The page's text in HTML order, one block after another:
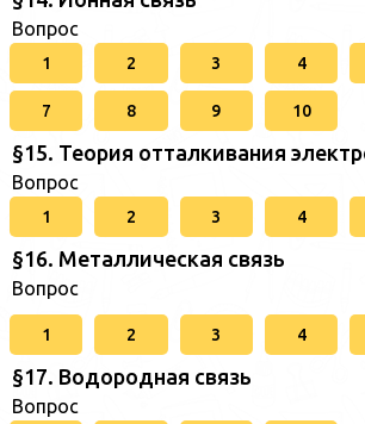
Вопрос
1 2 3 4
7 8 9 10
§15. Теория отталкивания
Вопрос
1 2 3 4
§16. Металлическая связь
Вопрос
1 2 3 4
§17. Водородная связь
Вопрос